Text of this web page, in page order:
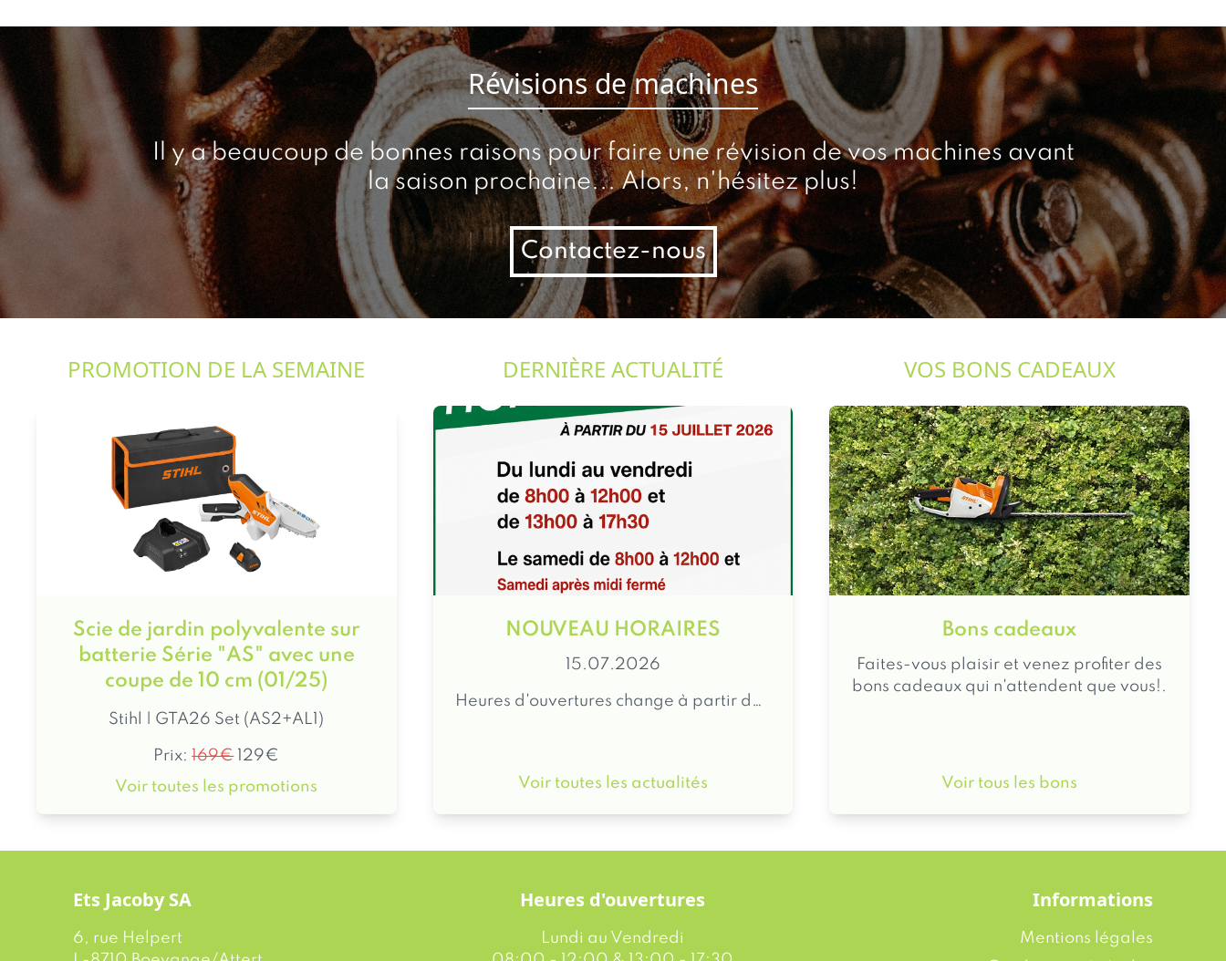
Révisions de machines
Il y a beaucoup de bonnes raisons pour faire une révision de vos machines avant
la saison prochaine... Alors, n'hésitez plus!
Contactez-nous
PROMOTION DE LA SEMAINE
Scie de jardin polyvalente sur
batterie Série "AS" avec une
coupe de 10 cm (01/25)
Stihl | GTA26 Set (AS2+AL1)
Prix:169€129€
Voir toutes les promotions
DERNIÈRE ACTUALITÉ
NOUVEAU HORAIRES
15.07.2026
Heures d'ouvertures change à partir de 15…
Voir toutes les actualités
VOS BONS CADEAUX
Bons cadeaux
Faites-vous plaisir et venez profiter des
bons cadeaux qui n'attendent que vous!.
Voir tous les bons
Ets Jacoby SA
6, rue Helpert
Heures d'ouvertures
Lundi au Vendredi
Informations
Mentions légales